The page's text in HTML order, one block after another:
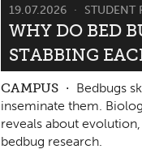
19.07.2026 STUDENT
WHY DO BED
STABBING
CAMPUS
Bedbugs
inseminate them.
reveals about
bedbug research.